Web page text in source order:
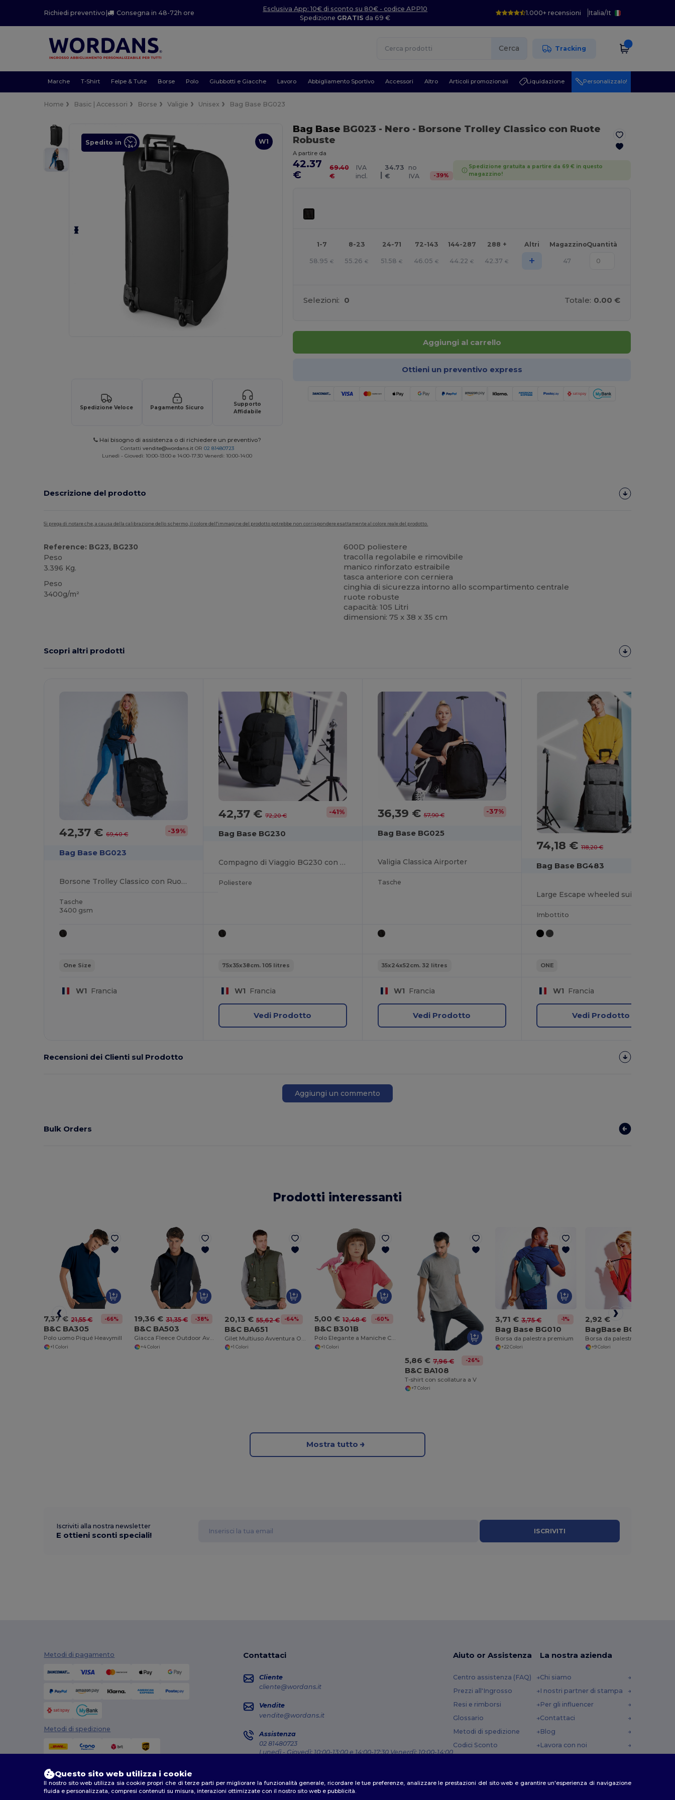
Richiedi preventivo | Consegna in 48-72h ore
Esclusiva App: 10€ di sconto su 80€ - codice APP10
Spedizione GRATIS da 69 €
1.000+ recensioni Italia/It
Cerca Tracking
Marche T-Shirt Felpe & Tute Borse Polo Giubbotti e Giacche Lavoro Abbigliamento Sportivo Accessori Altro Articoli promozionali Liquidazione Personalizzalo!
Home Basic | Accessori Borse Valigie Unisex Bag Base BG023
W1
Spedito in
Spedizione Veloce Pagamento Sicuro
Supporto
Affidabile
Hai bisogno di assistenza o di richiedere un preventivo?
Contatti vendite@wordans.it OR 02 81480723
Lunedì - Giovedì: 10:00-13:00 e 14:00-17:30 Venerdì: 10:00-14:00
Bag Base BG023 - Nero- Borsone Trolley Classico con Ruote
Robuste
A partire da
42.37
€
69.40
€
IVA
incl.
|
34.73
€
no
IVA
-39%
Spedizione gratuita a partire da 69 € in questo
magazzino!
1-7 8-23 24-71 72-143 144-287 288 + Altri MagazzinoQuantità
58.95 € 55.26 € 51.58 € 46.05 € 44.22 € 42.37 € + 47
Selezioni: 0 Totale: 0.00 €
Aggiungi al carrello
Ottieni un preventivo express
Descrizione del prodotto
Si prega di notare che, a causa della calibrazione dello schermo, il colore dell'immagine del prodotto potrebbe non corrispondere esattamente al colore reale del prodotto.
Reference: BG23, BG230
Peso
3.396 Kg.
Peso
3400g/m²
600D poliestere
tracolla regolabile e rimovibile
manico rinforzato estraibile
tasca anteriore con cerniera
cinghia di sicurezza intorno allo scompartimento centrale
ruote robuste
capacità: 105 Litri
dimensioni: 75 x 38 x 35 cm
Scopri altri prodotti
42,37 €69,40 € -39%
Bag Base BG023
Borsone Trolley Classico con Ruote Robuste
Tasche
3400 gsm
One Size
W1 Francia
42,37 € 72,20 € -41%
Bag Base BG230
Compagno di Viaggio BG230 con Ruote
Poliestere
75x35x38cm. 105 litres
W1 Francia
Vedi Prodotto
36,39 €57,90 € -37%
Bag Base BG025
Valigia Classica Airporter
Tasche
35x24x52cm. 32 litres
W1 Francia
Vedi Prodotto
74,18 €118,20 €
Bag Base BG483
Large Escape wheeled suitcase
Imbottito
ONE
W1 Francia
Vedi Prodotto
Recensioni dei Clienti sul Prodotto
Aggiungi un commento
Bulk Orders
Prodotti interessanti
7,37 € 21,55 € -66%
B&C BA305
Polo uomo Piqué Heavymill
+1 Colori
19,36 € 31,35 € -38%
B&C BA503
Giacca Fleece Outdoor Avventura
+4 Colori
20,13 € 55,62 € -64%
B&C BA651
Gilet Multiuso Avventura Outdoor
+1 Colori
5,00 € 12,48 € -60%
B&C B301B
Polo Elegante a Maniche Corte con Colletto
+1 Colori
5,86 € 7,96 € -26%
B&C BA108
T-shirt con scollatura a V
+7 Colori
3,71 € 3,75 € -1%
Bag Base BG010
Borsa da palestra premium
+22 Colori
2,92 €
BagBase BG005
Borsa da palestra Budget
+9 Colori
Mostra tutto
Iscriviti alla nostra newsletter
E ottieni sconti speciali! ISCRIVITI
Metodi di pagamento
Metodi di spedizione
Contattaci
Cliente
cliente@wordans.it
Vendite
vendite@wordans.it
Assistenza
02 81480723
Lunedì - Giovedì: 10:00-13:00 e 14:00-17:30 Venerdì: 10:00-14:00
Aiuto or Assistenza
Centro assistenza (FAQ)
Prezzi all'Ingrosso
Resi e rimborsi
Glossario
Metodi di spedizione
Codici Sconto
La nostra azienda
Chi siamo
I nostri partner di stampa
Per gli influencer
Contattaci
Blog
Lavora con noi
Questo sito web utilizza i cookie
Il nostro sito web utilizza sia cookie propri che di terze parti per migliorare la funzionalità generale, ricordare le tue preferenze, analizzare le prestazioni del sito web e garantire un'esperienza di navigazione
fluida e personalizzata, compresi contenuti su misura, interazioni ottimizzate con il nostro sito web e pubblicità.